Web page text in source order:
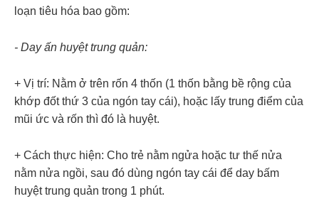
loạn tiêu hóa bao gồm:
- Day ấn huyệt trung quản:
+ Vị trí: Nằm ở trên rốn 4 thốn (1 thốn bằng bề rộng của
khớp đốt thứ 3 của ngón tay cái), hoặc lấy trung điểm của
mũi ức và rốn thì đó là huyệt.
+ Cách thực hiện: Cho trẻ nằm ngửa hoặc tư thế nửa
nằm nửa ngồi, sau đó dùng ngón tay cái để day bấm
huyệt trung quản trong 1 phút.